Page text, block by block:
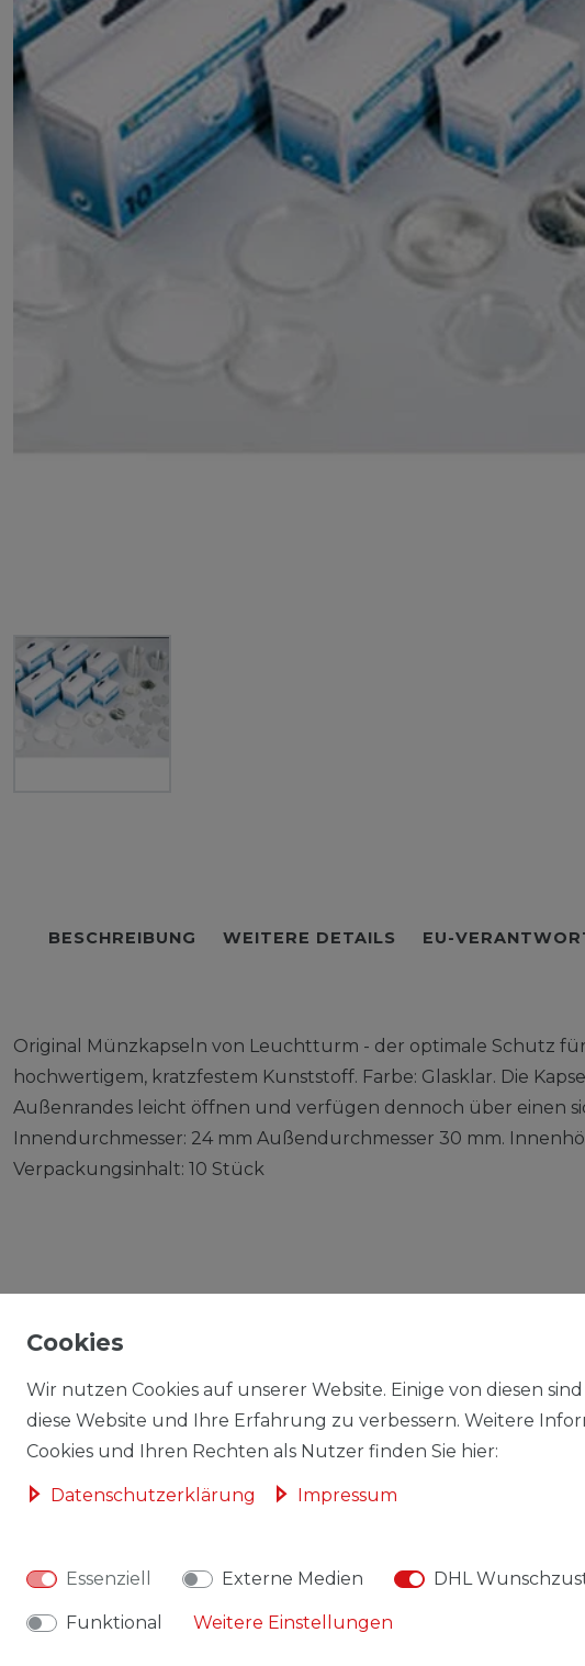
BESCHREIBUNG WEITERE DETAILS EU-
Original Münzkapseln von Leuchtturm - der optimale Schutz
hochwertigem, kratzfestem Kunststoff. Farbe: Glasklar. Die
Außenrandes leicht öffnen und verfügen dennoch über einen
Innendurchmesser: 24 mm Außendurchmesser 30 mm.
Verpackungsinhalt: 10 Stück
AGB / WIDERRUFSRECHT
Cookies
Wir nutzen Cookies auf unserer Website. Einige von diesen
diese Website und Ihre Erfahrung zu verbessern. Weitere
Cookies und Ihren Rechten als Nutzer finden Sie hier:
Daten­schutz­erklärung Impressum
Essenziell Externe Medien DHL
Funktional Weitere Einstellungen